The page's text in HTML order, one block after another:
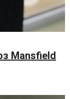
Mansfield